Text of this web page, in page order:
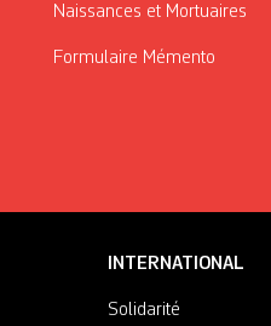
Naissances et Mortuaires
Formulaire Mémento
INTERNATIONAL
Solidarité